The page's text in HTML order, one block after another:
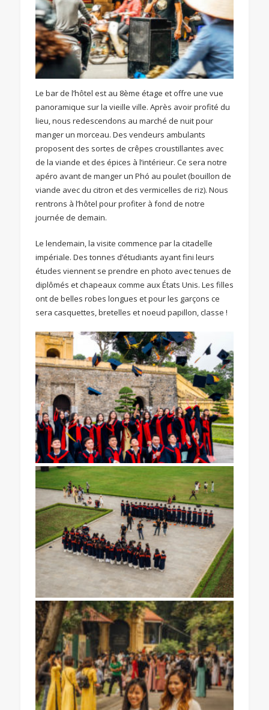
Le bar de l’hôtel est au 8ème étage et offre une vue
panoramique sur la vieille ville. Après avoir profité du
lieu, nous redescendons au marché de nuit pour
manger un morceau. Des vendeurs ambulants
proposent des sortes de crêpes croustillantes avec
de la viande et des épices à l’intérieur. Ce sera notre
apéro avant de manger un Phó au poulet (bouillon de
viande avec du citron et des vermicelles de riz). Nous
rentrons à l’hôtel pour profiter à fond de notre
journée de demain.
Le lendemain, la visite commence par la citadelle
impériale. Des tonnes d’étudiants ayant fini leurs
études viennent se prendre en photo avec tenues de
diplômés et chapeaux comme aux États Unis. Les filles
ont de belles robes longues et pour les garçons ce
sera casquettes, bretelles et noeud papillon, classe !